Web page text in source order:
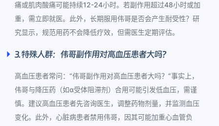
痛或肌肉酸痛可能持续12-24小时。若副作用超过48小时或加
重，需立即就医。此外，长期服用伟哥是否会产生耐受性？研
究显示，规范用药不会降低疗效，但需医生定期评估。
3. 特殊人群：伟哥副作用对高血压患者大吗？
高血压患者常问：“伟哥副作用对高血压患者大吗？”事实上，
伟哥与降压药（如α受体阻滞剂）合用可能引发低血压，需谨
慎。建议高血压患者先咨询医生，调整药物剂量，并监测血压
变化。此外，心脏病患者禁用伟哥，因其可能加重心血管负